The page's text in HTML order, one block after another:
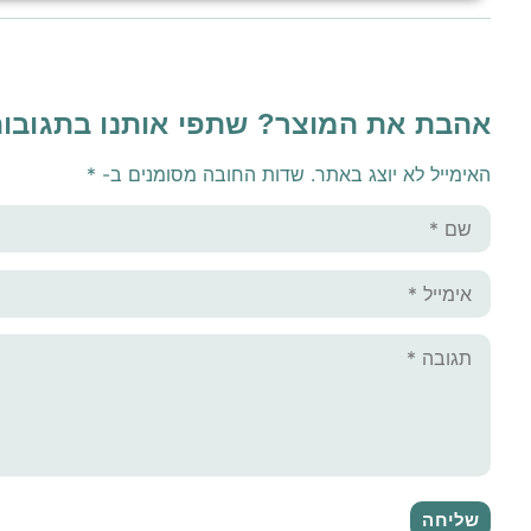
אהבת את המוצר? שתפי אותנו
האימייל לא יוצג באתר. שדות החובה מסומנים ב- *